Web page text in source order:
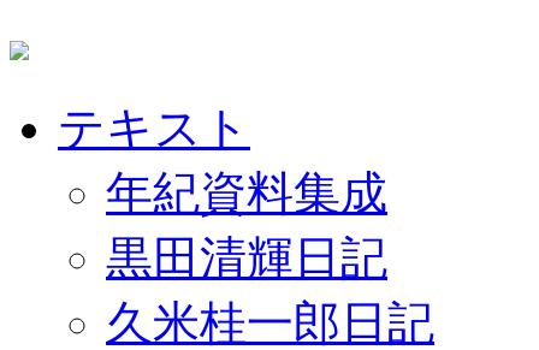
テキスト
年紀資料集成
黒田清輝日記
久米桂一郎日記